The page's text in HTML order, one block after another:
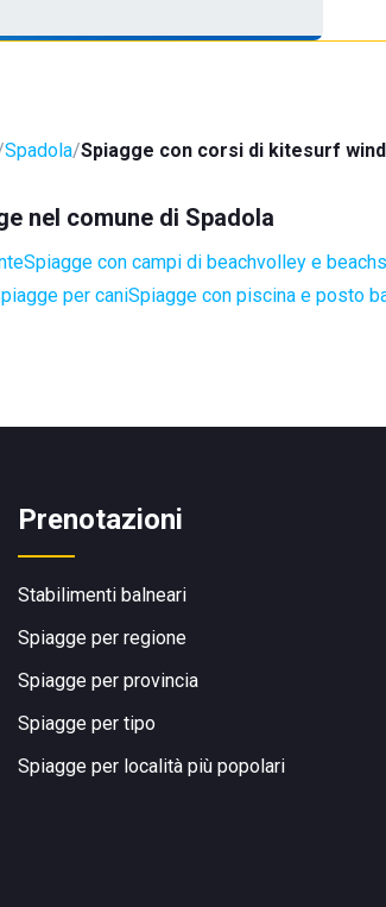
Spadola Spiagge con corsi di kitesurf
nel comune di Spadola
Spiagge con campi di beachvolley e
per caniSpiagge con piscina e posto
Prenotazioni
Stabilimenti balneari
Spiagge per regione
Spiagge per provincia
Spiagge per tipo
Spiagge per località più popolari